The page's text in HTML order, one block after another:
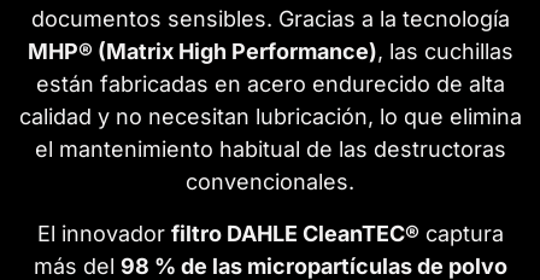
documentos sensibles. Gracias a la tecnología
MHP® (Matrix High Performance), las cuchillas
están fabricadas en acero endurecido de alta
calidad y no necesitan lubricación, lo que elimina
el mantenimiento habitual de las destructoras
convencionales.
El innovador filtro DAHLE CleanTEC® captura
más del 98 % de las micropartículas de polvo